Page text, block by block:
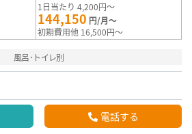
1日当たり 4,200円～
144,150 円/月～
初期費用他 16,500円～
風呂･トイレ別
電話する